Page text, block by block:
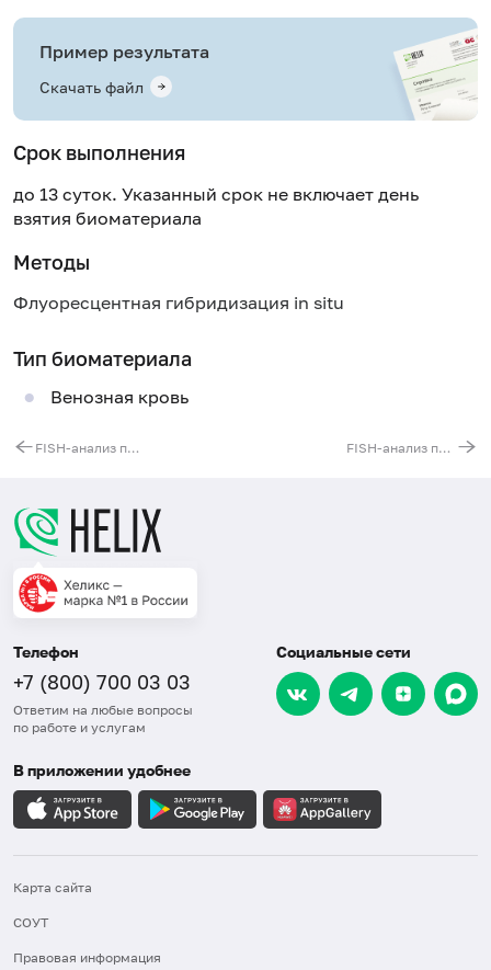
Пример результата
Скачать файл
Срок выполнения
до 13 суток. Указанный срок не включает день
взятия биоматериала
Методы
Флуоресцентная гибридизация in situ
Тип биоматериала
Венозная кровь
FISH-анализ перестроек MLL-гена FISH-анализ перестроек гена PDGFRα
Телефон
+7 (800) 700 03 03
Ответим на любые вопросы
по работе и услугам
Социальные сети
В приложении удобнее
Карта сайта
СОУТ
Правовая информация